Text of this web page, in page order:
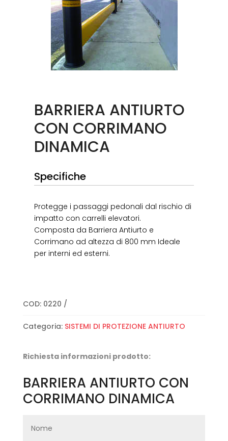
BARRIERA ANTIURTO
CON CORRIMANO
DINAMICA
Specifiche
Protegge i passaggi pedonali dal rischio di
impatto con carrelli elevatori.
Composta da Barriera Antiurto e
Corrimano ad altezza di 800 mm Ideale
per interni ed esterni.
COD: 0220
Categoria: SISTEMI DI PROTEZIONE ANTIURTO
Richiesta informazioni prodotto:
BARRIERA ANTIURTO CON
CORRIMANO DINAMICA